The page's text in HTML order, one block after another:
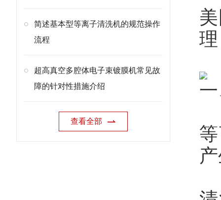
简述基本型等离子清洗机的规范操作
流程
超高真空多腔体电子束镀膜机常见故
障的针对性措施介绍
查看全部